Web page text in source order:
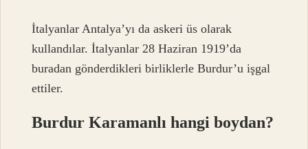
İtalyanlar Antalya’yı da askeri üs olarak
kullandılar. İtalyanlar 28 Haziran 1919’da
buradan gönderdikleri birliklerle Burdur’u işgal
ettiler.
Burdur Karamanlı hangi boydan?